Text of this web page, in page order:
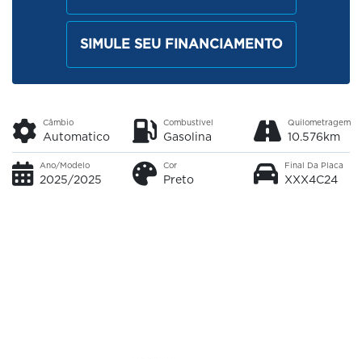
SIMULE SEU FINANCIAMENTO
Câmbio
Automatico
Combustível
Gasolina
Quilometragem
10.576km
Ano/Modelo
2025/2025
Cor
Preto
Final Da Placa
XXX4C24